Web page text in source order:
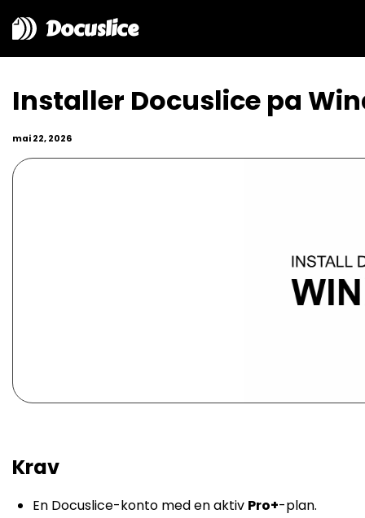
Docuslice
Installer Docuslice pa
mai 22, 2026
Krav
En Docuslice-konto med en aktiv Pro+-plan.